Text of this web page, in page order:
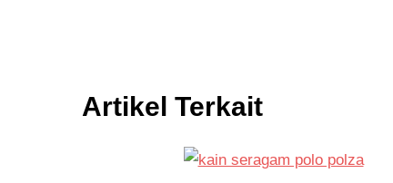
Artikel Terkait